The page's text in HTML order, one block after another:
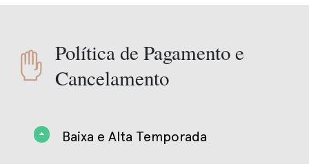
Política de Pagamento e
Cancelamento
Baixa e Alta Temporada